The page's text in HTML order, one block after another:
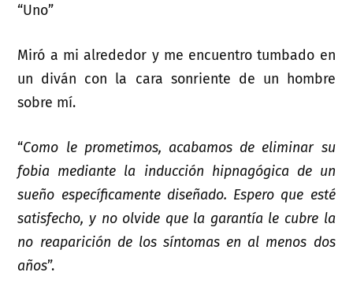
“Uno”
Miró a mi alrededor y me encuentro tumbado en
un diván con la cara sonriente de un hombre
sobre mí.
“Como le prometimos, acabamos de eliminar su
fobia mediante la inducción hipnagógica de un
sueño específicamente diseñado. Espero que esté
satisfecho, y no olvide que la garantía le cubre la
no reaparición de los síntomas en al menos dos
años”.